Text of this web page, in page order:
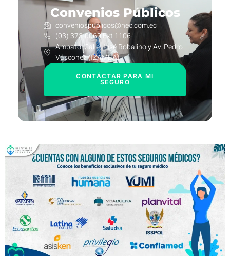
Convenios Públicos
conveniospublicos@hec.com.ec
(03) 373-0060 Ext 1106
Ambato: Calle José Robalino y Av. Pedro
Vásconez (IZAMBA)
CONTÁCTAR PARA MI
SEGURO